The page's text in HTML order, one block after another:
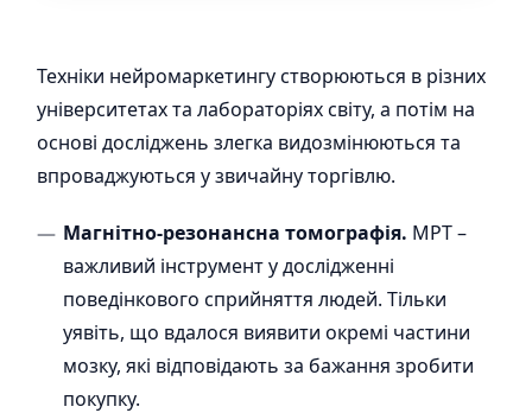
Техніки нейромаркетингу створюються в різних
університетах та лабораторіях світу, а потім на
основі досліджень злегка видозмінюються та
впроваджуються у звичайну торгівлю.
Магнітно-резонансна томографія. МРТ –
важливий інструмент у дослідженні
поведінкового сприйняття людей. Тільки
уявіть, що вдалося виявити окремі частини
мозку, які відповідають за бажання зробити
покупку.